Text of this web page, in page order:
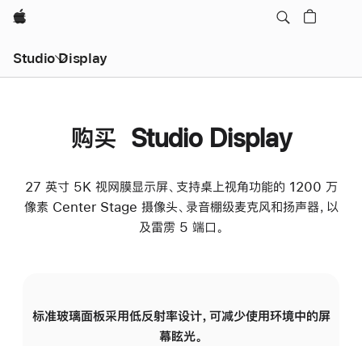
Apple
Studio Display
购买 Studio Display
27 英寸 5K 视网膜显示屏、支持桌上视角功能的 1200 万
像素 Center Stage 摄像头、录音棚级麦克风和扬声器，以
及雷雳 5 端口。
标准玻璃面板采用低反射率设计，可减少使用环境中的屏
幕眩光。